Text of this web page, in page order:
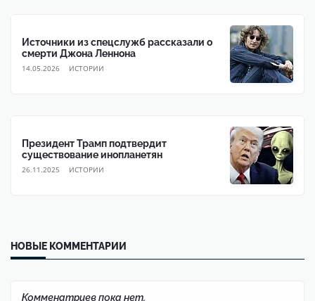
Источники из спецслужб рассказали о
смерти Джона Леннона
14.05.2026 ИСТОРИИ
Президент Трамп подтвердит
существование инопланетян
26.11.2025 ИСТОРИИ
НОВЫЕ КОММЕНТАРИИ
Комменатриев пока нет.